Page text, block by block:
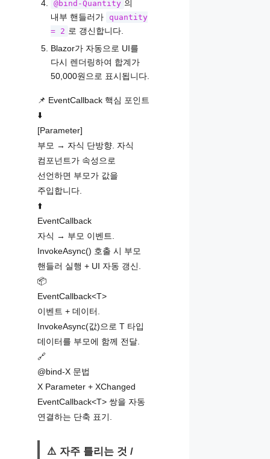
@bind-Quantity 의
내부 핸들러가
quantity
= 2 로 갱신합니다.
Blazor가 자동으로 UI를
다시 렌더링하여 합계가
50,000원으로 표시됩니다.
📌 EventCallback 핵심 포인트
⬇️
[Parameter]
부모 → 자식 단방향. 자식
컴포넌트가 속성으로
선언하면 부모가 값을
주입합니다.
⬆️
EventCallback
자식 → 부모 이벤트.
InvokeAsync() 호출 시 부모
핸들러 실행 + UI 자동 갱신.
📦
EventCallback<T>
이벤트 + 데이터.
InvokeAsync(값)으로 T 타입
데이터를 부모에 함께 전달.
🔗
@bind-X 문법
X Parameter + XChanged
EventCallback<T> 쌍을 자동
연결하는 단축 표기.
⚠️ 자주 틀리는 것 /